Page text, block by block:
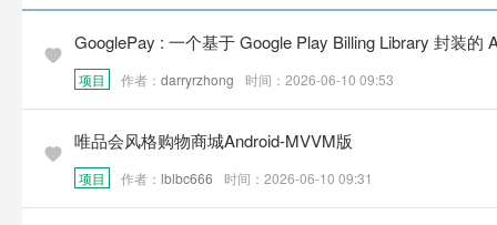
GooglePay : 一个基于 Google Play Billing Library 封装的
项目 作者： darryrzhong 时间：2026-06-10 09:53
唯品会风格购物商城Android-MVVM版
项目 作者： lblbc666 时间：2026-06-10 09:31